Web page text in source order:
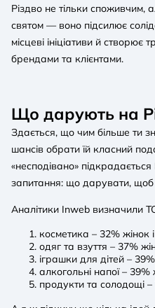
Різдво не тільки споживчим,
святом — воно підсилює
місцеві ініціативи й створює
брендами та клієнтами.
Що дарують на
Здається, що чим більше ти
шансів обрати їй класний
«несподівано» підкрадається
запитання: що дарувати, щоб
Аналітики Inweb визначили
косметика – 32% жінок
одяг та взуття – 37%
іграшки для дітей –
алкогольні напої – 39%
продукти та солодощі –